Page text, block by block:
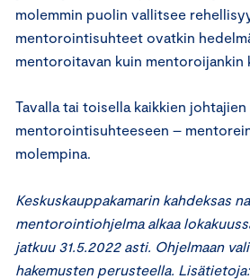
molemmin puolin vallitsee
mentorointisuhteet ovatkin
mentoroitavan kuin mentoroijankin
Tavalla tai toisella kaikkien
mentorointisuhteeseen –
molempina.
Keskuskauppakamarin kahdeksas
mentorointiohjelma alkaa
jatkuu 31.5.2022 asti. Ohjelmaan
hakemusten perusteella. Lisätietoja: